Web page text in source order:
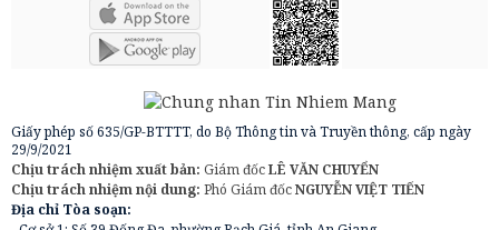
Giấy phép số 635/GP-BTTTT, do Bộ Thông tin và Truyền thông, cấp ngày
29/9/2021
Chịu trách nhiệm xuất bản: Giám đốcLÊ VĂN CHUYỂN
Chịu trách nhiệm nội dung: Phó Giám đốcNGUYỄN VIỆT TIẾN
Địa chỉ Tòa soạn: